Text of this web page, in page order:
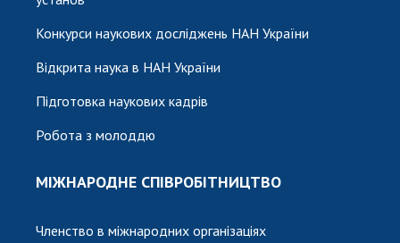
Конкурси наукових досліджень НАН України
Відкрита наука в НАН України
Підготовка наукових кадрів
Робота з молоддю
МІЖНАРОДНЕ СПІВРОБІТНИЦТВО
Членство в міжнародних організаціях